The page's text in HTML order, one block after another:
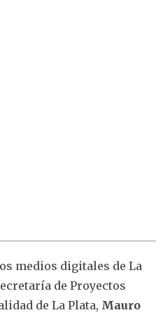
medios digitales de La
de Proyectos
de La Plata, Mauro